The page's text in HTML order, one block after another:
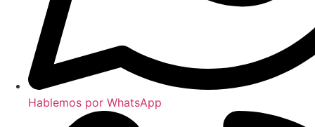
Hablemos por WhatsApp